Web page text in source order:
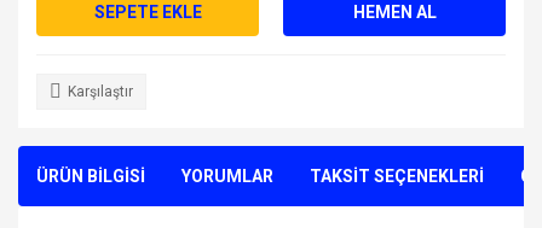
SEPETE EKLE HEMEN AL
Karşılaştır
ÜRÜN BİLGİSİ YORUMLAR TAKSİT SEÇENEKLERİ